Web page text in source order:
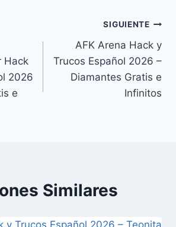
Hack
2026
e
SIGUIENTE
AFK Arena Hack y
Trucos Español 2026 –
Diamantes Gratis e
Infinitos
Similares